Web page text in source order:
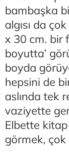
bambaşka
algısı da
x 30 cm. bir
boyutta’
boyda
hepsini de
aslında tek
vaziyette
Elbette
görmek,